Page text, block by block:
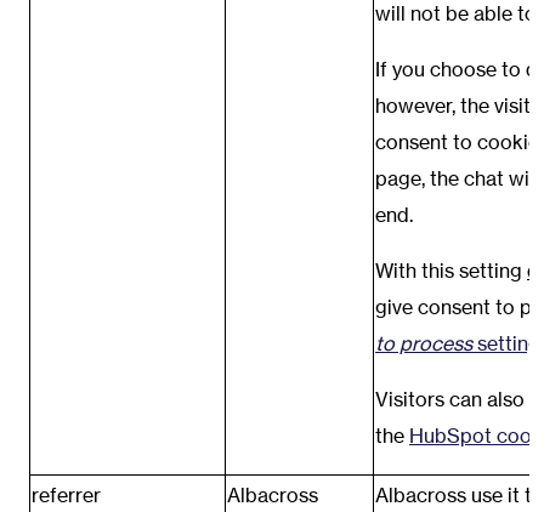
will not be able to
If you choose to
however, the
consent to
page, the chat
end.
With this setting
give consent to
to processsetting
Visitors can also
the HubSpot
referrer Albacross
Albacross use it